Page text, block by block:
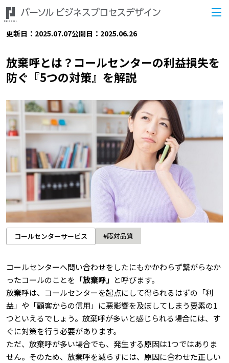
更新日：2025.07.07公開日：2025.06.26
放棄呼とは？コールセンターの利益損失を
防ぐ『5つの対策』を解説
コールセンターサービス #応対品質
コールセンターへ問い合わせをしたにもかかわらず繋がらなか
ったコールのことを 「放棄呼」 と呼びます。
放棄呼は、コールセンターを起点にして得られるはずの「利
益」や「顧客からの信用」に悪影響を及ぼしてしまう要素の1
つといえるでしょう。放棄呼が多いと感じられる場合には、す
ぐに対策を行う必要があります。
ただ、放棄呼が多い場合でも、発生する原因は1つではありま
せん。そのため、放棄呼を減らすには、原因に合わせた正しい